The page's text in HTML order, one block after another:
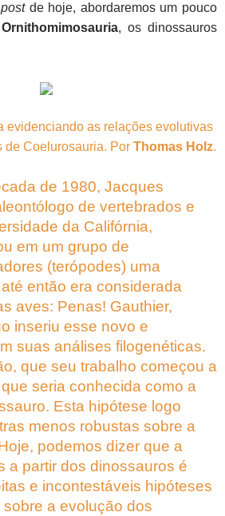
post de hoje, abordaremos um pouco
Ornithomimosauria, os dinossauros
evidenciando as relações evolutivas
de Coelurosauria. Por Thomas Holz.
de 1980, Jacques
de vertebrados e
da Califórnia,
em um grupo de
(terópodes) uma
então era considerada
aves: Penas! Gauthier,
inseriu esse novo e
suas análises filogenéticas.
que seu trabalho começou a
seria conhecida como a
Esta hipótese logo
menos robustas sobre a
podemos dizer que a
a partir dos dinossauros é
e incontestáveis hipóteses
a evolução dos